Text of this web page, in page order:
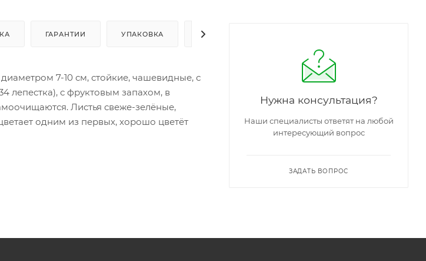
ГАРАНТИИ УПАКОВКА ЗАДАТЬ ВОПРОС
7-10 см, стойкие, чашевидные, с
лепестка), с фруктовым запахом, в
Листья свеже-зелёные,
одним из первых, хорошо цветёт
Нужна консультация?
Наши специалисты ответят на любой
интересующий вопрос
ЗАДАТЬ ВОПРОС